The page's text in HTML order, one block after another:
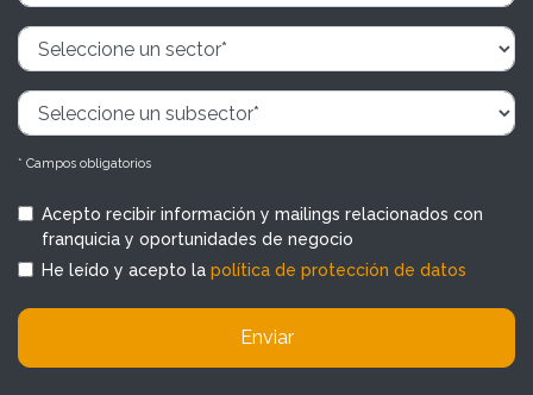
* Campos obligatorios
Acepto recibir información y mailings relacionados con
franquicia y oportunidades de negocio
He leído y acepto la política de protección de datos
Enviar